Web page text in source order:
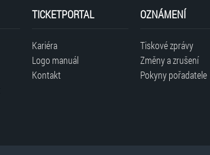
TICKETPORTAL
Kariéra
Logo manuál
Kontakt
OZNÁMENÍ
Tiskové zprávy
Změny a zrušení
Pokyny pořadatele